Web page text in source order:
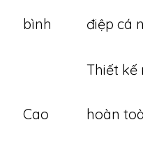
bình điệp cá
Cao
Thiết kế
hoàn